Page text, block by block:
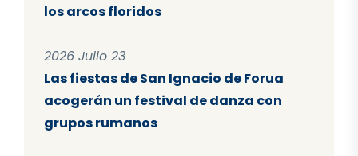
los arcos floridos
2026 Julio 23
Las fiestas de San Ignacio de Forua
acogerán un festival de danza con
grupos rumanos